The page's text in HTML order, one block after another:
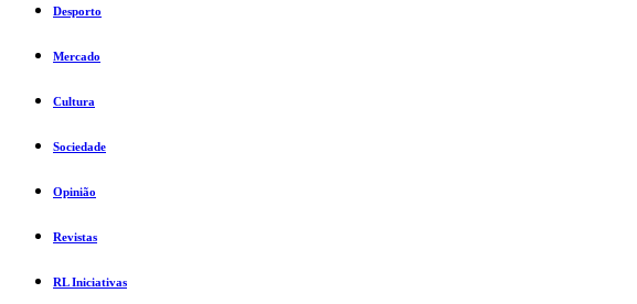
Desporto
Mercado
Cultura
Sociedade
Opinião
Revistas
RL Iniciativas